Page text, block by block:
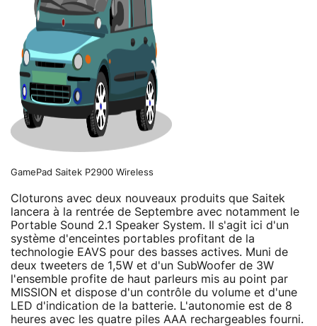
GamePad Saitek P2900 Wireless
Cloturons avec deux nouveaux produits que Saitek
lancera à la rentrée de Septembre avec notamment le
Portable Sound 2.1 Speaker System. Il s'agit ici d'un
système d'enceintes portables profitant de la
technologie EAVS pour des basses actives. Muni de
deux tweeters de 1,5W et d'un SubWoofer de 3W
l'ensemble profite de haut parleurs mis au point par
MISSION et dispose d'un contrôle du volume et d'une
LED d'indication de la batterie. L'autonomie est de 8
heures avec les quatre piles AAA rechargeables fourni.